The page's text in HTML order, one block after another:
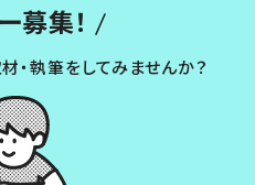
募集！
・執筆をしてみませんか？